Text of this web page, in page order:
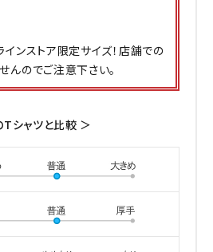
インストア限定サイズ！店舗での
んのでご注意下さい。
シャツと比較 ＞